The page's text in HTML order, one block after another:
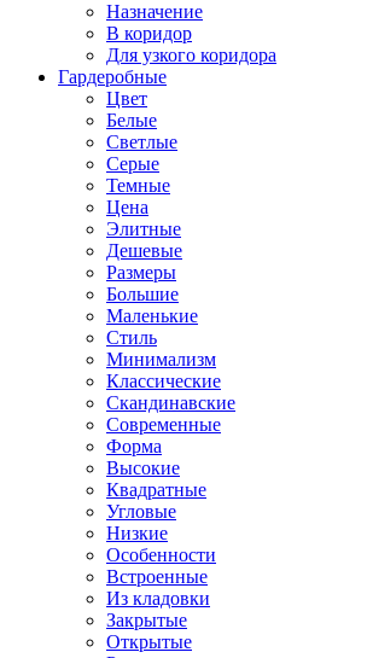
Назначение
В коридор
Для узкого коридора
Гардеробные
Цвет
Белые
Светлые
Серые
Темные
Цена
Элитные
Дешевые
Размеры
Большие
Маленькие
Стиль
Минимализм
Классические
Скандинавские
Современные
Форма
Высокие
Квадратные
Угловые
Низкие
Особенности
Встроенные
Из кладовки
Закрытые
Открытые